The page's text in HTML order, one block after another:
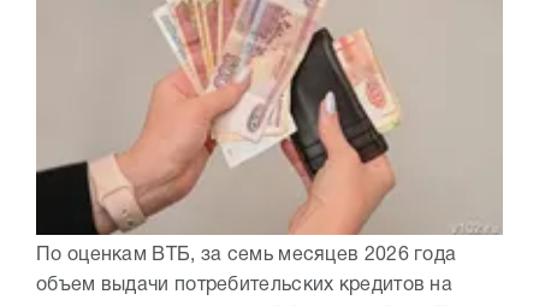
По оценкам ВТБ, за семь месяцев 2026 года
объем выдачи потребительских кредитов на